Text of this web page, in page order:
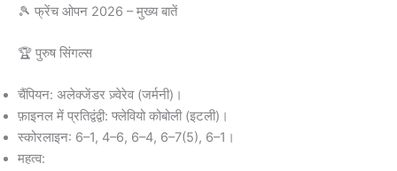
🎾 फ्रेंच ओपन 2026 – मुख्य बातें
🏆 पुरुष सिंगल्स
चैंपियन: अलेक्जेंडर ज़्वेरेव (जर्मनी)।
फ़ाइनल में प्रतिद्वंद्वी: फ्लेवियो कोबोली (इटली)।
स्कोरलाइन: 6–1, 4–6, 6–4, 6–7(5), 6–1।
महत्व: